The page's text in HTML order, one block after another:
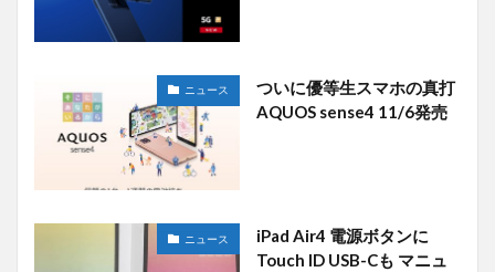
ニュース
ついに優等生スマホの真打
AQUOS sense4 11/6発売
ニュース
iPad Air4 電源ボタンに
Touch ID USB-Cも マニュ